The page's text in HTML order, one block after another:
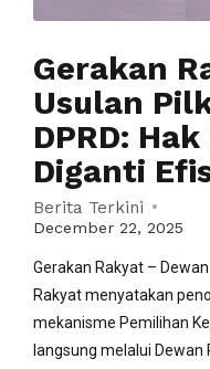
Gerakan
Usulan
DPRD:
Diganti
Berita Terkini
December 22, 2025
Gerakan Rakyat –
Rakyat menyatakan
mekanisme Pemilihan
langsung melalui Dewan